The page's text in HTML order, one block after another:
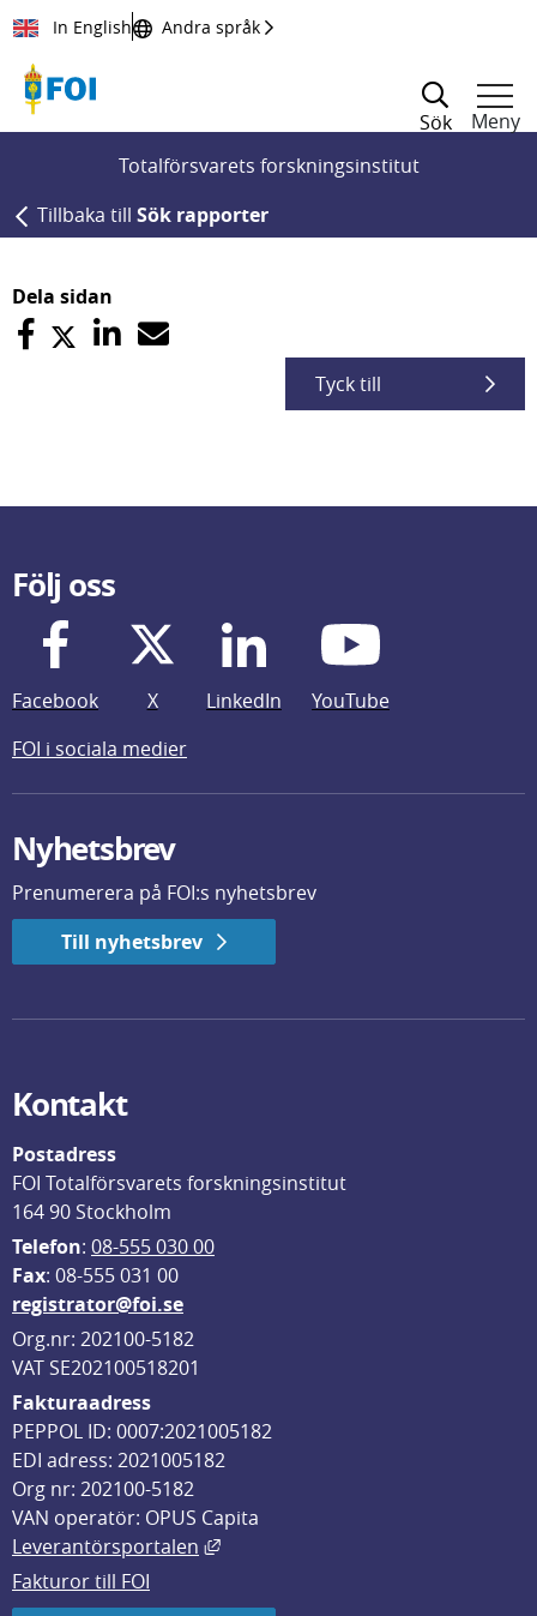
Till innehållet
In English Andra språk
Sök
Meny
Totalförsvarets forskningsinstitut
Tillbaka till Sök rapporter
Dela sidan
Tyck till
Följ oss
Facebook X LinkedIn
YouTube
FOI i sociala medier
Nyhetsbrev
Prenumerera på FOI:s nyhetsbrev
Till nyhetsbrev
Kontakt
Postadress
FOI Totalförsvarets forskningsinstitut
164 90 Stockholm
Telefon: 08-555 030 00
Fax: 08-555 031 00
registrator@foi.se
Org.nr: 202100-5182
VAT SE202100518201
Fakturaadress
PEPPOL ID: 0007:2021005182
EDI adress: 2021005182
Org nr: 202100-5182
VAN operatör: OPUS Capita
Leverantörsportalen
Länk till annan webbplats, öppnas
Fakturor till FOI